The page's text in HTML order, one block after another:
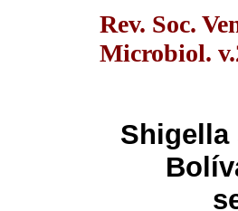
Rev. Soc.
Microbiol.
Shigella